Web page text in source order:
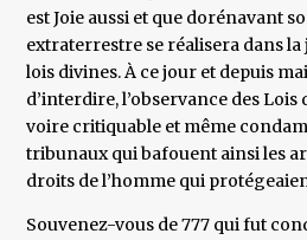
est Joie aussi et que dorénavant
extraterrestre se réalisera dans la
lois divines. À ce jour et depuis
d’interdire, l’observance des
voire critiquable et même
tribunaux qui bafouent ainsi les
droits de l’homme qui
Souvenez-vous de 777 qui fut